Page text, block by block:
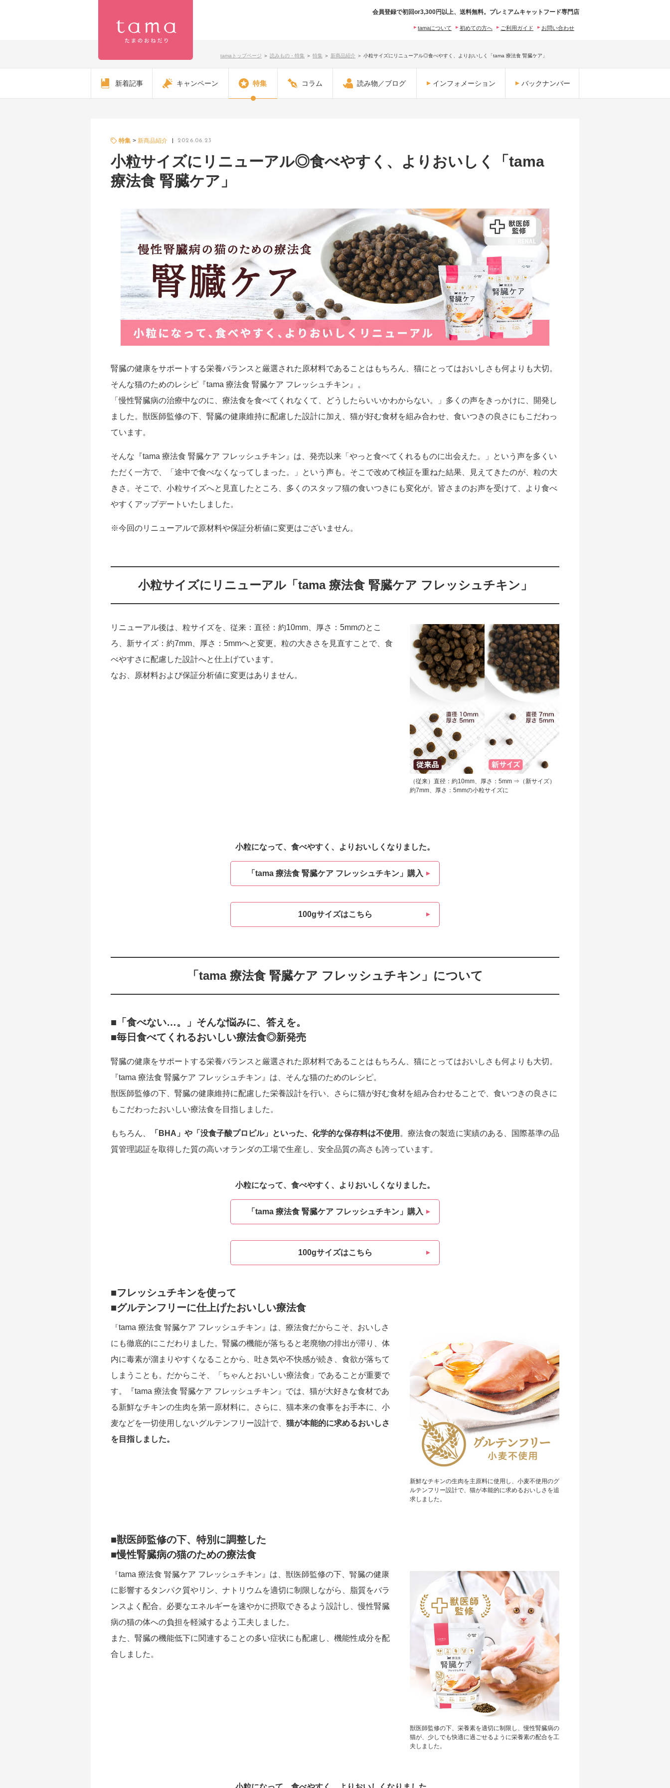
【公式】プ
レミアムキ
ド専門店
「たまのお
ねだり
（tama）」
｜初回送料
会員登録で初回or3,300円以上、送料無料。プレミアムキャットフード専門店
お問い合わせ
ご利用ガイド
初めての方へ
tamaについて
tamaトップページ ＞ 読みもの・特集 ＞ 特集 ＞ 新商品紹介 ＞ 小粒サイズにリニューアル◎食べやすく、よりおいしく「tama 療法食 腎臓ケア」
新着記事 キャンペーン 特集 コラム 読み物／ブログ インフォメーション バックナンバー
特集 新商品紹介 2026.06.23
小粒サイズにリニューアル◎食べやすく、よりおいしく「tama
療法食 腎臓ケア」
腎臓の健康をサポートする栄養バランスと厳選された原材料であることはもちろん、猫にとってはおいしさも何よりも大切。
そんな猫のためのレシピ『tama 療法食 腎臓ケア フレッシュチキン』。
「慢性腎臓病の治療中なのに、療法食を食べてくれなくて、どうしたらいいかわからない。」多くの声をきっかけに、開発し
ました。獣医師監修の下、腎臓の健康維持に配慮した設計に加え、猫が好む食材を組み合わせ、食いつきの良さにもこだわっ
ています。
そんな『tama 療法食 腎臓ケア フレッシュチキン』は、発売以来「やっと食べてくれるものに出会えた。」という声を多くい
ただく一方で、「途中で食べなくなってしまった。」という声も。そこで改めて検証を重ねた結果、見えてきたのが、粒の大
きさ。そこで、小粒サイズへと見直したところ、多くのスタッフ猫の食いつきにも変化が。皆さまのお声を受けて、より食べ
やすくアップデートいたしました。
※今回のリニューアルで原材料や保証分析値に変更はございません。
小粒サイズにリニューアル「tama 療法食 腎臓ケア フレッシュチキン」
（従来）直径：約10mm、厚さ：5mm ⇒（新サイズ）
約7mm、厚さ：5mmの小粒サイズに
リニューアル後は、粒サイズを、従来： 直径：約10mm、厚さ：5mmのとこ
ろ、新サイズ：約7mm 、厚さ：5mmへと変更。粒の大きさを見直すことで、食
べやすさに配慮した設計へと仕上げています。
なお、原材料および保証分析値に変更はありません。
小粒になって、食べやすく、よりおいしくなりました。
「tama 療法食 腎臓ケア フレッシュチキン」購入
100gサイズはこちら
「tama 療法食 腎臓ケア フレッシュチキン」について
■「食べない…。」そんな悩みに、答えを。
■毎日食べてくれるおいしい療法食◎新発売
腎臓の健康をサポートする栄養バランスと厳選された原材料であることはもちろん、猫にとってはおいしさも何よりも大切。
『tama 療法食 腎臓ケア フレッシュチキン』は、そんな猫のためのレシピ。
獣医師監修の下、腎臓の健康維持に配慮した栄養設計を行い、さらに猫が好む食材を組み合わせることで、食いつきの良さに
もこだわったおいしい療法食を目指しました。
もちろん、 「BHA」や「没食子酸プロピル」といった、化学的な保存料は不使用 。療法食の製造に実績のある、国際基準の品
質管理認証を取得した質の高いオランダの工場で生産し、安全品質の高さも誇っています。
小粒になって、食べやすく、よりおいしくなりました。
「tama 療法食 腎臓ケア フレッシュチキン」購入
100gサイズはこちら
■フレッシュチキンを使って
■グルテンフリーに仕上げたおいしい療法食
新鮮なチキンの生肉を主原料に使用し、小麦不使用のグ
ルテンフリー設計で、猫が本能的に求めるおいしさを追
求しました。
『tama 療法食 腎臓ケア フレッシュチキン』は、療法食だからこそ、おいしさ
にも徹底的にこだわりました。腎臓の機能が落ちると老廃物の排出が滞り、体
内に毒素が溜まりやすくなることから、吐き気や不快感が続き、食欲が落ちて
しまうことも。だからこそ、「ちゃんとおいしい療法食」であることが重要で
す。『tama 療法食 腎臓ケア フレッシュチキン』では、猫が大好きな食材であ
る新鮮なチキンの生肉を第一原材料に。さらに、猫本来の食事をお手本に、小
麦などを一切使用しないグルテンフリー設計で、 猫が本能的に求めるおいしさ
を目指しました。
■獣医師監修の下、特別に調整した
■慢性腎臓病の猫のための療法食
獣医師監修の下、栄養素を適切に制限し、慢性腎臓病の
猫が、少しでも快適に過ごせるように栄養素の配合を工
夫しました。
『tama 療法食 腎臓ケア フレッシュチキン』は、獣医師監修の下、腎臓の健康
に影響するタンパク質やリン、ナトリウムを適切に制限しながら、脂質をバラ
ンスよく配合。必要なエネルギーを速やかに摂取できるよう設計し、慢性腎臓
病の猫の体への負担を軽減するよう工夫しました。
また、腎臓の機能低下に関連することの多い症状にも配慮し、機能性成分を配
合しました。